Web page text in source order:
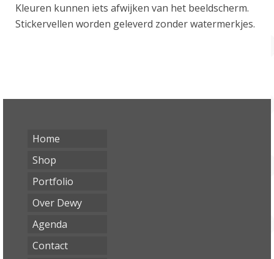
Kleuren kunnen iets afwijken van het beeldscherm.
Stickervellen worden geleverd zonder watermerkjes.
Home
Shop
Portfolio
Over Dewy
Agenda
Contact